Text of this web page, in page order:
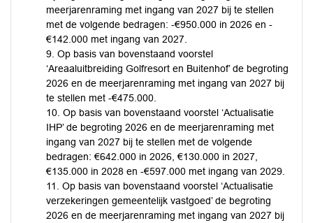
meerjarenraming met ingang van 2027 bij te stellen
met de volgende bedragen: -€950.000 in 2026 en -
€142.000 met ingang van 2027.
9. Op basis van bovenstaand voorstel
‘Areaaluitbreiding Golfresort en Buitenhof’ de begroting
2026 en de meerjarenraming met ingang van 2027 bij
te stellen met -€475.000.
10. Op basis van bovenstaand voorstel ‘Actualisatie
IHP’ de begroting 2026 en de meerjarenraming met
ingang van 2027 bij te stellen met de volgende
bedragen: €642.000 in 2026, €130.000 in 2027,
€135.000 in 2028 en -€597.000 met ingang van 2029.
11. Op basis van bovenstaand voorstel ‘Actualisatie
verzekeringen gemeentelijk vastgoed’ de begroting
2026 en de meerjarenraming met ingang van 2027 bij